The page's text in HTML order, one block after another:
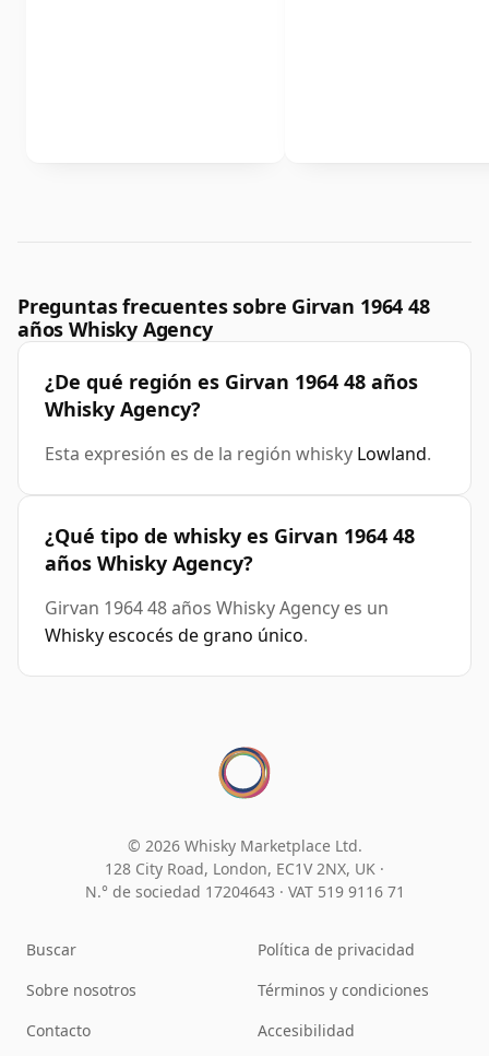
Preguntas frecuentes sobre Girvan 1964 48
años Whisky Agency
¿De qué región es Girvan 1964 48 años
Whisky Agency?
Esta expresión es de la región whisky Lowland.
¿Qué tipo de whisky es Girvan 1964 48
años Whisky Agency?
Girvan 1964 48 años Whisky Agency es un
Whisky escocés de grano único.
© 2026 Whisky Marketplace Ltd.
128 City Road, London, EC1V 2NX, UK ·
N.° de sociedad 17204643 · VAT 519 9116 71
Buscar
Sobre nosotros
Contacto
Política de privacidad
Términos y condiciones
Accesibilidad